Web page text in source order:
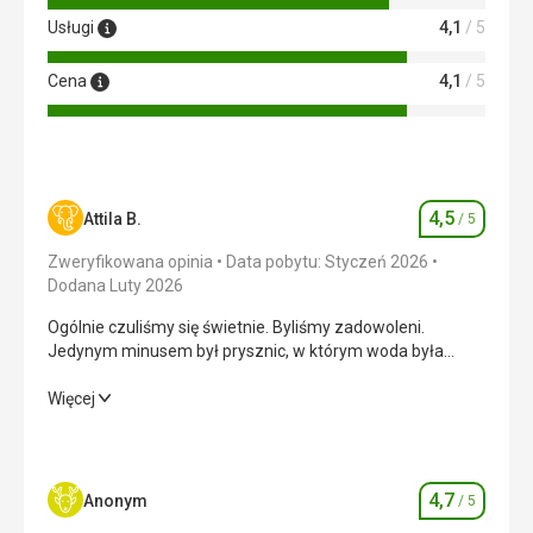
Usługi 4,1 / 5
Cena 4,1 / 5
Attila B. Ocena
4,5 / 5
Zweryfikowana opinia
Data pobytu: Styczeń 2026
Dodana Luty 2026
Ogólnie czuliśmy się świetnie. Byliśmy zadowoleni.
Jedynym minusem był prysznic, w którym woda była
Ogólnie czuliśmy się świetnie. Byliśmy zadowoleni.
Wyżywienie 5,0/ 5
Więcej
Anonym Ocena
4,7 / 5